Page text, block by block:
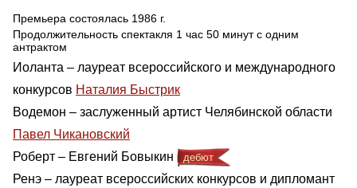
Премьера состоялась 1986 г.
Продолжительность спектакля 1 час 50 минут с одним
антрактом
Иоланта – лауреат всероссийского и международного
конкурсов Наталия Быстрик
Водемон – заслуженный артист Челябинской области
Павел Чикановский
Роберт – Евгений Бовыкин
дебют
Ренэ – лауреат всероссийских конкурсов и дипломант